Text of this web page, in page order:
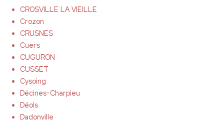
CROSVILLE LA VIEILLE
Crozon
CRUSNES
Cuers
CUGURON
CUSSET
Cysoing
Décines-Charpieu
Déols
Dadonville